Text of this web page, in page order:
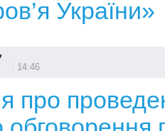
України»
14:46
про